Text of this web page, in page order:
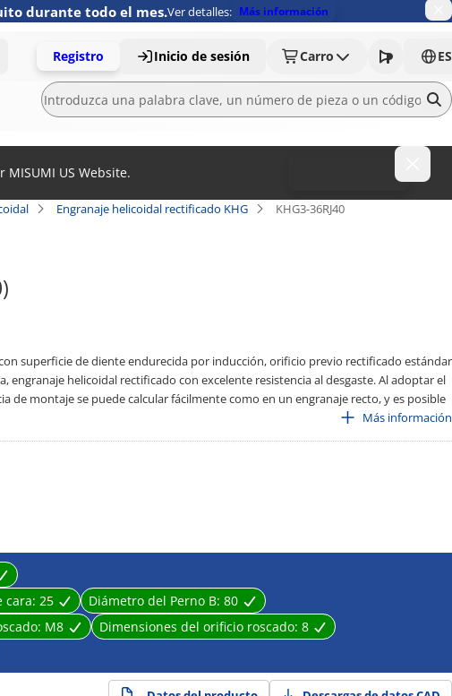
durante todo el mes.Ver detalles: Más información
Registro Inicio de sesión Carro ES
US Website.
Engranaje helicoidal rectificado KHG KHG3-36RJ40
superficie de diente endurecida por inducción, orificio previo rectificado estándar
engranaje helicoidal rectificado con excelente resistencia al desgaste. Al adoptar el
de montaje se puede calcular fácilmente como en un engranaje recto, y es posible
Más información
cara: 25 Diámetro del Perno B: 80
M8 Dimensiones del orificio roscado: 8